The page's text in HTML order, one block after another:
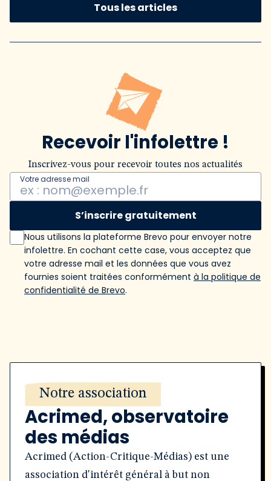
Tous les articles
Recevoir l'infolettre !
Inscrivez-vous pour recevoir toutes nos actualités
Votre adresse mail
S’inscrire gratuitement
Nous utilisons la plateforme Brevo pour envoyer notre
infolettre. En cochant cette case, vous acceptez que
votre adresse mail et les données que vous avez
fournies soient traitées conformément à la politique de
confidentialité de Brevo.
Notre association
Acrimed, observatoire
des médias
Acrimed (Action-Critique-Médias) est une
association d'intérêt général à but non